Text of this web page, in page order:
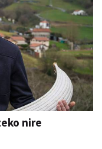
nire